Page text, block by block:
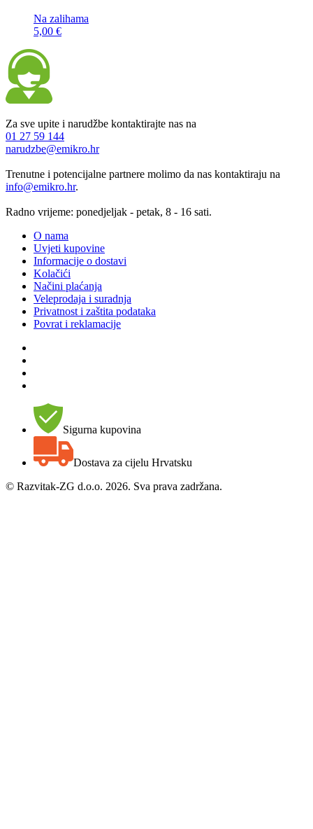
Na zalihama
5,00 €
Za sve upite i narudžbe kontaktirajte nas na
01 27 59 144
narudzbe@emikro.hr
Trenutne i potencijalne partnere molimo da nas kontaktiraju na
info@emikro.hr.
Radno vrijeme: ponedjeljak - petak, 8 - 16 sati.
O nama
Uvjeti kupovine
Informacije o dostavi
Kolačići
Načini plaćanja
Veleprodaja i suradnja
Privatnost i zaštita podataka
Povrat i reklamacije
Sigurna kupovina
Dostava za cijelu Hrvatsku
© Razvitak-ZG d.o.o. 2026. Sva prava zadržana.